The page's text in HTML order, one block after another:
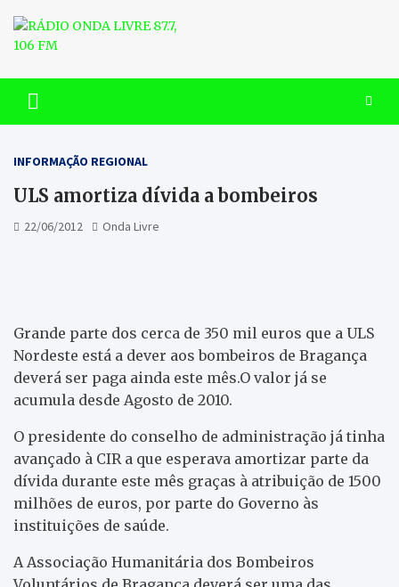
content
RÁDIO ONDA LIVRE 87.7, 106
FM
INFORMAÇÃO REGIONAL
ULS amortiza dívida a bombeiros
22/06/2012 Onda Livre
Grande parte dos cerca de 350 mil euros que a ULS
Nordeste está a dever aos bombeiros de Bragança
deverá ser paga ainda este mês.O valor já se
acumula desde Agosto de 2010.
O presidente do conselho de administração já tinha
avançado à CIR a que esperava amortizar parte da
dívida durante este mês graças à atribuição de 1500
milhões de euros, por parte do Governo às
instituições de saúde.
A Associação Humanitária dos Bombeiros